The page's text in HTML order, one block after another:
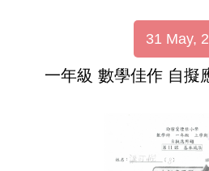
31 May,
一年級 數學佳作 自擬